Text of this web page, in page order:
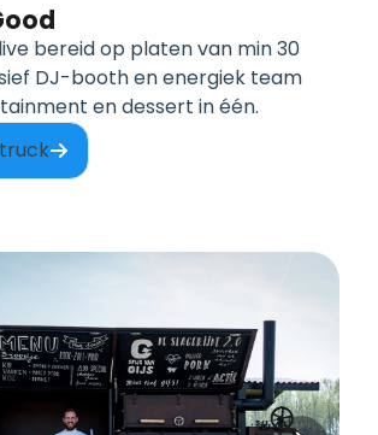
bereid op platen van min 30
DJ-booth en energiek team
en dessert in één.